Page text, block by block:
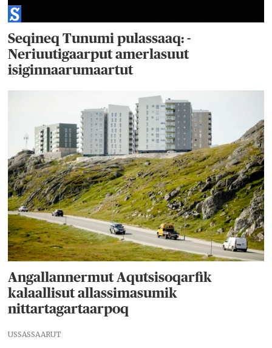
Seqineq Tunumi pulassaaq: -
Neriuutigaarput amerlasuut
isiginnaarumaartut
Angallannermut Aqutsisoqarfik
kalaallisut allassimasumik
nittartagartaarpoq
USSASSAARUT